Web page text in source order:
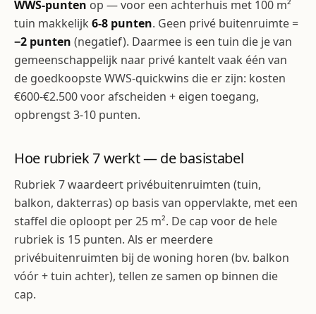
WWS-punten op — voor een achterhuis met 100 m²
tuin makkelijk 6-8 punten. Geen privé buitenruimte =
−2 punten (negatief). Daarmee is een tuin die je van
gemeenschappelijk naar privé kantelt vaak één van
de goedkoopste WWS-quickwins die er zijn: kosten
€600-€2.500 voor afscheiden + eigen toegang,
opbrengst 3-10 punten.
Hoe rubriek 7 werkt — de basistabel
Rubriek 7 waardeert privébuitenruimten (tuin,
balkon, dakterras) op basis van oppervlakte, met een
staffel die oploopt per 25 m². De cap voor de hele
rubriek is 15 punten. Als er meerdere
privébuitenruimten bij de woning horen (bv. balkon
vóór + tuin achter), tellen ze samen op binnen die
cap.